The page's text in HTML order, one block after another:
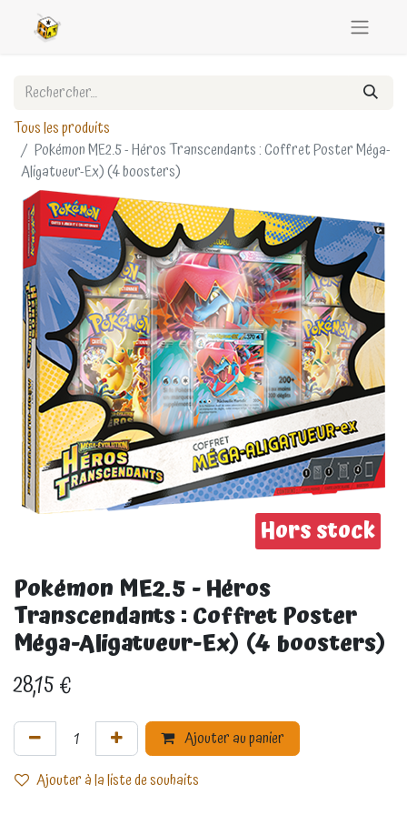
Tous les produits
Pokémon ME2.5 - Héros Transcendants : Coffret Poster Méga-
Aligatueur-Ex) (4 boosters)
Hors stock
Pokémon ME2.5 - Héros
Transcendants : Coffret Poster
Méga-Aligatueur-Ex) (4 boosters)
28,15€
Ajouter au panier
Ajouter à la liste de souhaits